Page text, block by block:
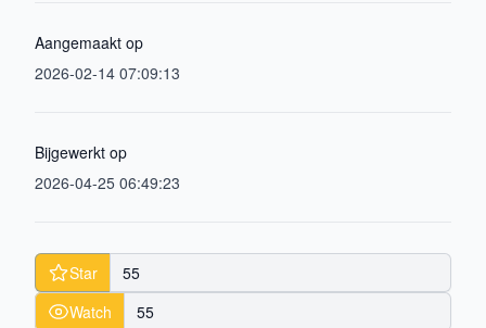
Aangemaakt op
2026-02-14 07:09:13
Bijgewerkt op
2026-04-25 06:49:23
Star
55
Watch
55